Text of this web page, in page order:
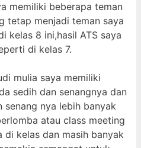
memiliki beberapa teman
tetap menjadi teman saya
kelas 8 ini,hasil ATS saya
di kelas 7.
mulia saya memiliki
sedih dan senangnya dan
nya lebih banyak
atau class meeting
di kelas dan masih banyak